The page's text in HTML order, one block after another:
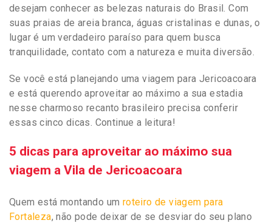
desejam conhecer as belezas naturais do Brasil. Com
suas praias de areia branca, águas cristalinas e dunas, o
lugar é um verdadeiro paraíso para quem busca
tranquilidade, contato com a natureza e muita diversão.
Se você está planejando uma viagem para Jericoacoara
e está querendo aproveitar ao máximo a sua estadia
nesse charmoso recanto brasileiro precisa conferir
essas cinco dicas. Continue a leitura!
5 dicas para aproveitar ao máximo sua
viagem a Vila de Jericoacoara
Quem está montando um roteiro de viagem para
Fortaleza, não pode deixar de se desviar do seu plano